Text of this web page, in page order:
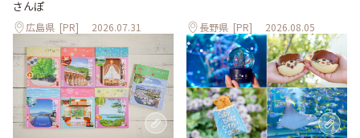
さんぽ
広島県 [PR] 2026.07.31 長野県 [PR] 2026.08.05